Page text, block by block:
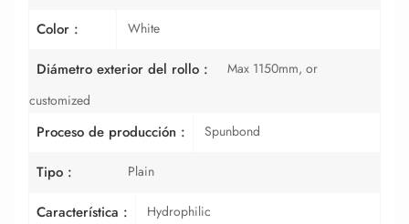
Color : White
Diámetro exterior del rollo :
Max 1150mm, or
customized
Proceso de producción : Spunbond
Tipo : Plain
Característica : Hydrophilic